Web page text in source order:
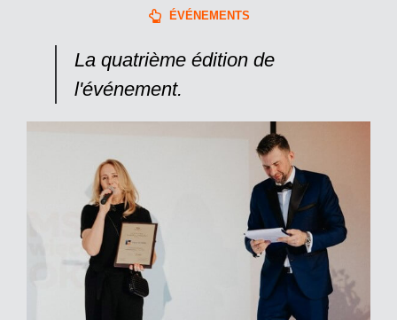
ÉVÉNEMENTS
La quatrième édition de
l'événement.